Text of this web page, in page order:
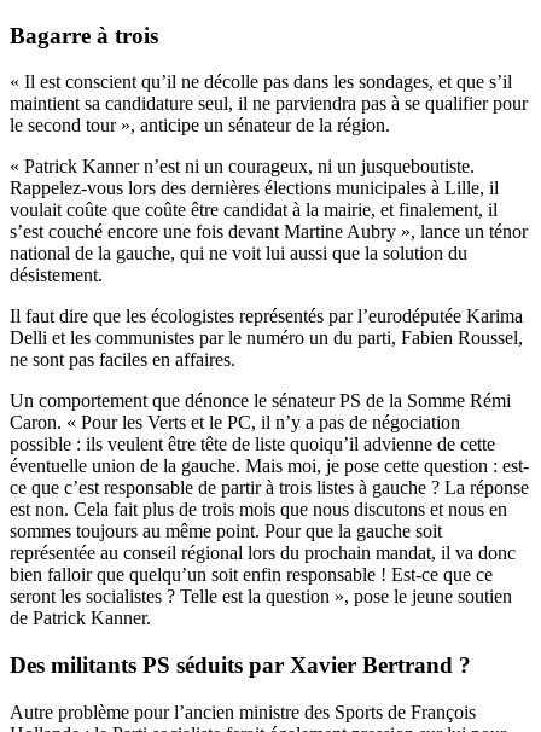
Bagarre à trois
« Il est conscient qu’il ne décolle pas dans les sondages, et que s’il
maintient sa candidature seul, il ne parviendra pas à se qualifier pour
le second tour », anticipe un sénateur de la région.
« Patrick Kanner n’est ni un courageux, ni un jusqueboutiste.
Rappelez-vous lors des dernières élections municipales à Lille, il
voulait coûte que coûte être candidat à la mairie, et finalement, il
s’est couché encore une fois devant Martine Aubry », lance un ténor
national de la gauche, qui ne voit lui aussi que la solution du
désistement.
Il faut dire que les écologistes représentés par l’eurodéputée Karima
Delli et les communistes par le numéro un du parti, Fabien Roussel,
ne sont pas faciles en affaires.
Un comportement que dénonce le sénateur PS de la Somme Rémi
Caron. « Pour les Verts et le PC, il n’y a pas de négociation
possible : ils veulent être tête de liste quoiqu’il advienne de cette
éventuelle union de la gauche. Mais moi, je pose cette question : est-
ce que c’est responsable de partir à trois listes à gauche ? La réponse
est non. Cela fait plus de trois mois que nous discutons et nous en
sommes toujours au même point. Pour que la gauche soit
représentée au conseil régional lors du prochain mandat, il va donc
bien falloir que quelqu’un soit enfin responsable ! Est-ce que ce
seront les socialistes ? Telle est la question », pose le jeune soutien
de Patrick Kanner.
Des militants PS séduits par Xavier Bertrand ?
Autre problème pour l’ancien ministre des Sports de François